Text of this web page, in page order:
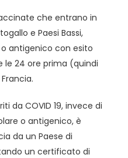
che entrano in
e Paesi Bassi,
antigenico con esito
24 ore prima (quindi
da COVID 19, invece di
o antigenico, è
da un Paese di
un certificato di